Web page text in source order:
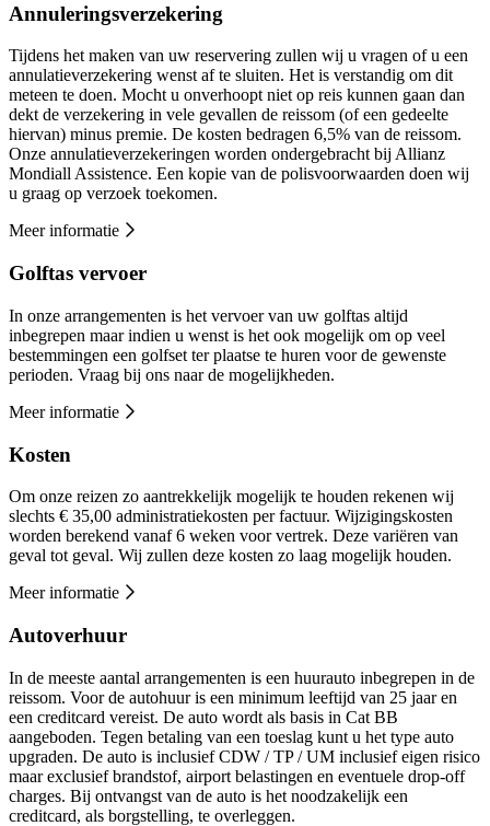
Annuleringsverzekering
Tijdens het maken van uw reservering zullen wij u vragen of u een
annulatieverzekering wenst af te sluiten. Het is verstandig om dit
meteen te doen. Mocht u onverhoopt niet op reis kunnen gaan dan
dekt de verzekering in vele gevallen de reissom (of een gedeelte
hiervan) minus premie. De kosten bedragen 6,5% van de reissom.
Onze annulatieverzekeringen worden ondergebracht bij Allianz
Mondiall Assistence. Een kopie van de polisvoorwaarden doen wij
u graag op verzoek toekomen.
Meer informatie
Golftas vervoer
In onze arrangementen is het vervoer van uw golftas altijd
inbegrepen maar indien u wenst is het ook mogelijk om op veel
bestemmingen een golfset ter plaatse te huren voor de gewenste
perioden. Vraag bij ons naar de mogelijkheden.
Meer informatie
Kosten
Om onze reizen zo aantrekkelijk mogelijk te houden rekenen wij
slechts € 35,00 administratiekosten per factuur. Wijzigingskosten
worden berekend vanaf 6 weken voor vertrek. Deze variëren van
geval tot geval. Wij zullen deze kosten zo laag mogelijk houden.
Meer informatie
Autoverhuur
In de meeste aantal arrangementen is een huurauto inbegrepen in de
reissom. Voor de autohuur is een minimum leeftijd van 25 jaar en
een creditcard vereist. De auto wordt als basis in Cat BB
aangeboden. Tegen betaling van een toeslag kunt u het type auto
upgraden. De auto is inclusief CDW / TP / UM inclusief eigen risico
maar exclusief brandstof, airport belastingen en eventuele drop-off
charges. Bij ontvangst van de auto is het noodzakelijk een
creditcard, als borgstelling, te overleggen.